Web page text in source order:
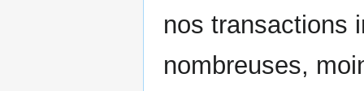
nos transactions
nombreuses,